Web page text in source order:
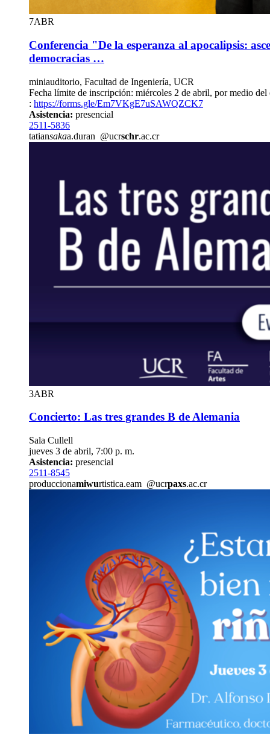
7ABR
Conferencia "De la esperanza al apocalipsis:
democracias …
miniauditorio, Facultad de Ingeniería, UCR
Fecha límite de inscripción: miércoles 2 de abril, por medio del
: https://forms.gle/Em7VKgE7uSAWQZCK7
Asistencia: presencial
2511-5836
tatiansakaa.duran @ucrschr.ac.cr
3ABR
Concierto: Las tres grandes B de Alemania
Sala Cullell
jueves 3 de abril, 7:00 p. m.
Asistencia: presencial
2511-8545
produccionamiwurtistica.eam @ucrpaxs.ac.cr